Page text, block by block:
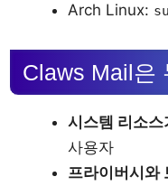
Arch Linux:
Claws Mail은
시스템 리소스
사용자
프라이버시와